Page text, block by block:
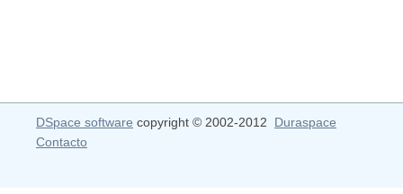
DSpace software copyright © 2002-2012 Duraspace
Contacto